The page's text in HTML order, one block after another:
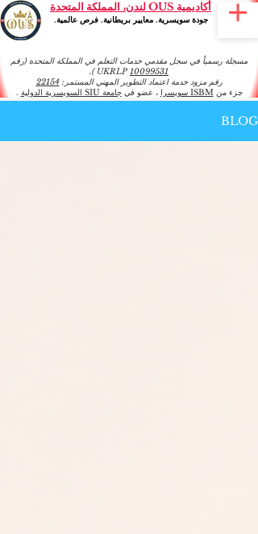
أكاديمية OUS لندن، المملكة المتحدة
جودة سويسرية. معايير بريطانية. فرص عالمية.
مسجلة رسمياً في سجل مقدمي خدمات التعلم في المملكة المتحدة (رقم
UKRLP 10099531
).
رقم مزود خدمة اعتماد التطوير المهني المستمر:22154
جزء منISBM سويسرا ، عضو فيجامعة SIU السويسرية الدولية .
BLOG